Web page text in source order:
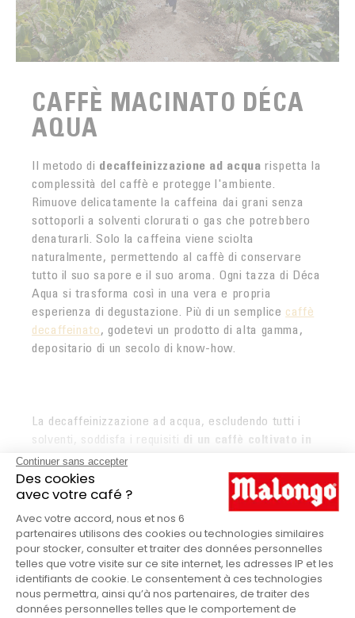
CAFFÈ MACINATO DÉCA
AQUA
Il metodo di decaffeinizzazione ad acqua rispetta la
complessità del caffè e protegge l'ambiente.
Rimuove delicatamente la caffeina dai grani senza
sottoporli a solventi clorurati o gas che potrebbero
denaturarli. Solo la caffeina viene sciolta
naturalmente, permettendo al caffè di conservare
tutto il suo sapore e il suo aroma. Ogni tazza di Déca
Aqua si trasforma così in una vera e propria
esperienza di degustazione. Più di un semplice caffè
decaffeinato, godetevi un prodotto di alta gamma,
depositario di un secolo di know-how.
La decaffeinizzazione ad acqua, escludendo tutti i
solventi, soddisfa i requisiti di un caffè coltivato in
modo biologico. Questo processo è anche
pienamente in linea con un
approccio commerciale
equo e solidale, in cui il rispetto della natura
contribuisce alla sostenibilità dei nostri produttori di
caffè partner. Il confezionamento sottovuoto
assicura un prodotto di qualità, che conserva tutte le
sue qualità gustative. I nostri torrefattori vi offrono,
con Déca Aqua, unottimo caffètostato alla vecchia
maniera che ha conservato tutte le sottili note
LIRE PLUS
Caffè macinato Déca Aqua in
dettaglio
MARCHIO Malongo